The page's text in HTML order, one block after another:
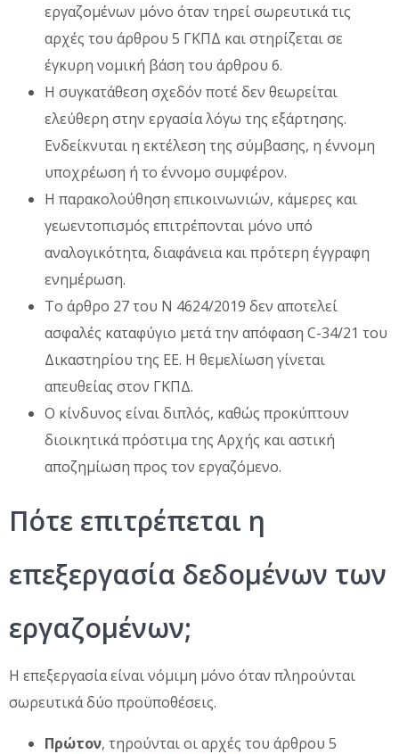
εργαζομένων μόνο όταν τηρεί σωρευτικά τις
αρχές του άρθρου 5 ΓΚΠΔ και στηρίζεται σε
έγκυρη νομική βάση του άρθρου 6.
Η συγκατάθεση σχεδόν ποτέ δεν θεωρείται
ελεύθερη στην εργασία λόγω της εξάρτησης.
Ενδείκνυται η εκτέλεση της σύμβασης, η έννομη
υποχρέωση ή το έννομο συμφέρον.
Η παρακολούθηση επικοινωνιών, κάμερες και
γεωεντοπισμός επιτρέπονται μόνο υπό
αναλογικότητα, διαφάνεια και πρότερη έγγραφη
ενημέρωση.
Το άρθρο 27 του Ν 4624/2019 δεν αποτελεί
ασφαλές καταφύγιο μετά την απόφαση C-34/21 του
Δικαστηρίου της ΕΕ. Η θεμελίωση γίνεται
απευθείας στον ΓΚΠΔ.
Ο κίνδυνος είναι διπλός, καθώς προκύπτουν
διοικητικά πρόστιμα της Αρχής και αστική
αποζημίωση προς τον εργαζόμενο.
Πότε επιτρέπεται η
επεξεργασία δεδομένων των
εργαζομένων;
Η επεξεργασία είναι νόμιμη μόνο όταν πληρούνται
σωρευτικά δύο προϋποθέσεις.
Πρώτον, τηρούνται οι αρχές του άρθρου 5